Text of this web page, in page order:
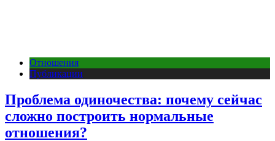
Отношения
Публикации
Проблема одиночества: почему сейчас
сложно построить нормальные
отношения?